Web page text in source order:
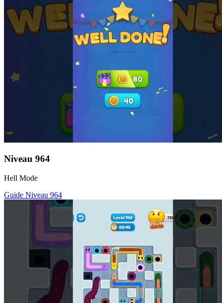
Niveau 964
Hell Mode
Guide Niveau 964